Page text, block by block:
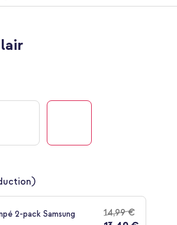
2-pack Samsung
14,99 €